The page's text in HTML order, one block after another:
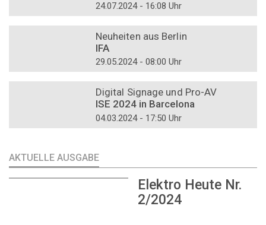
24.07.2024 - 16:08 Uhr
Neuheiten aus Berlin
IFA
29.05.2024 - 08:00 Uhr
Digital Signage und Pro-AV
ISE 2024 in Barcelona
04.03.2024 - 17:50 Uhr
AKTUELLE AUSGABE
Elektro Heute Nr.
2/2024